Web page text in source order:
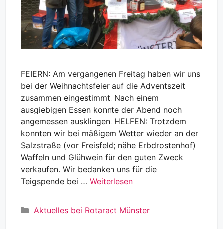
FEIERN: Am vergangenen Freitag haben wir uns
bei der Weihnachtsfeier auf die Adventszeit
zusammen eingestimmt. Nach einem
ausgiebigen Essen konnte der Abend noch
angemessen ausklingen. HELFEN: Trotzdem
konnten wir bei mäßigem Wetter wieder an der
Salzstraße (vor Freisfeld; nähe Erbdrostenhof)
Waffeln und Glühwein für den guten Zweck
verkaufen. Wir bedanken uns für die
Teigspende bei … Weiterlesen
Kategorien
Aktuelles bei Rotaract Münster